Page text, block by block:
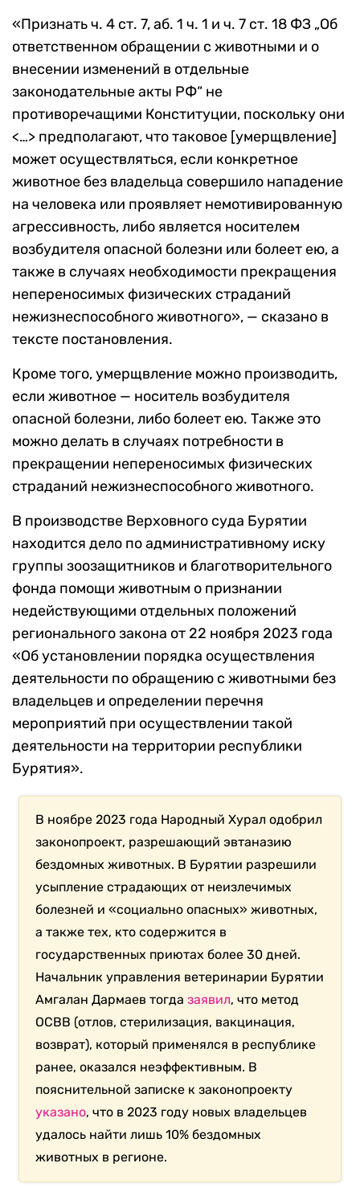
«Признать ч. 4 ст. 7, аб. 1 ч. 1 и ч. 7 ст. 18 ФЗ „Об
ответственном обращении с животными и о
внесении изменений в отдельные
законодательные акты РФ“ не
противоречащими Конституции, поскольку они
<…> предполагают, что таковое [умерщвление]
может осуществляться, если конкретное
животное без владельца совершило нападение
на человека или проявляет немотивированную
агрессивность, либо является носителем
возбудителя опасной болезни или болеет ею, а
также в случаях необходимости прекращения
непереносимых физических страданий
нежизнеспособного животного», — сказано в
тексте постановления.
Кроме того, умерщвление можно производить,
если животное — носитель возбудителя
опасной болезни, либо болеет ею. Также это
можно делать в случаях потребности в
прекращении непереносимых физических
страданий нежизнеспособного животного.
В производстве Верховного суда Бурятии
находится дело по административному иску
группы зоозащитников и благотворительного
фонда помощи животным о признании
недействующими отдельных положений
регионального закона от 22 ноября 2023 года
«Об установлении порядка осуществления
деятельности по обращению с животными без
владельцев и определении перечня
мероприятий при осуществлении такой
деятельности на территории республики
Бурятия».
В ноябре 2023 года Народный Хурал одобрил
законопроект, разрешающий эвтаназию
бездомных животных. В Бурятии разрешили
усыпление страдающих от неизлечимых
болезней и «социально опасных» животных,
а также тех, кто содержится в
государственных приютах более 30 дней.
Начальник управления ветеринарии Бурятии
Амгалан Дармаев тогдазаявил, что метод
ОСВВ (отлов, стерилизация, вакцинация,
возврат), который применялся в республике
ранее, оказался неэффективным. В
пояснительной записке к законопроекту
указано, что в 2023 году новых владельцев
удалось найти лишь 10% бездомных
животных в регионе.